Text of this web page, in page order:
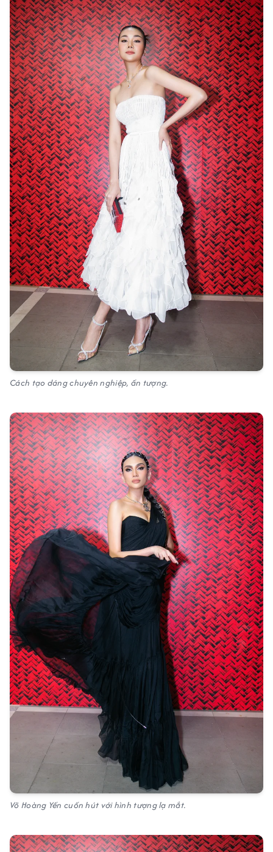
Cách tạo dáng chuyên nghiệp, ấn tượng.
Võ Hoàng Yến cuốn hút với hình tượng lạ mắt.